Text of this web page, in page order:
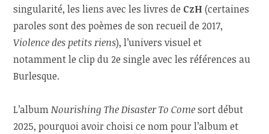
singularité, les liens avec les livres de CzH(certaines
paroles sont des poèmes de son recueil de 2017,
Violence des petits riens), l’univers visuel et
notamment le clip du 2e single avec les références au
Burlesque.
L’albumNourishing The Disaster To Comesort début
2025, pourquoi avoir choisi ce nom pour l’album et